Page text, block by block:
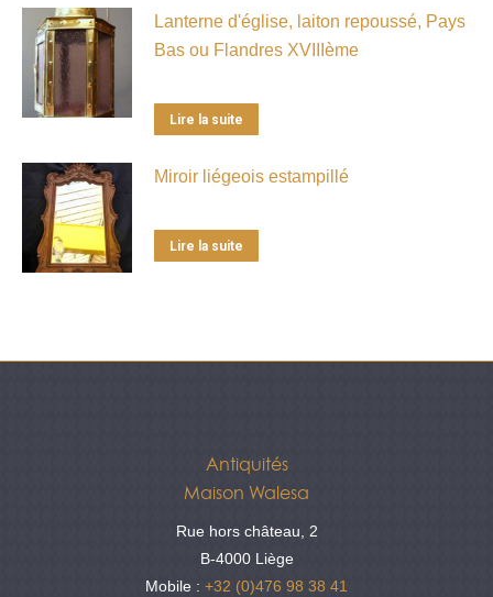
Lanterne d'église, laiton repoussé, Pays
Bas ou Flandres XVIIIème
Lire la suite
Miroir liégeois estampillé
Lire la suite
Antiquités
Maison Walesa
Rue hors château, 2
B-4000 Liège
Mobile : +32 (0)476 98 38 41